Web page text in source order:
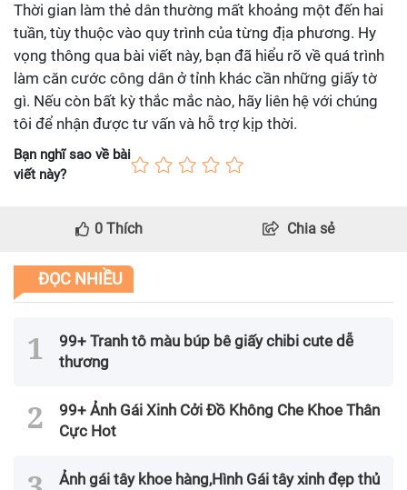
Thời gian làm thẻ dân thường mất khoảng một đến hai
tuần, tùy thuộc vào quy trình của từng địa phương. Hy
vọng thông qua bài viết này, bạn đã hiểu rõ về quá trình
làm căn cước công dân ở tỉnh khác cần những giấy tờ
gì. Nếu còn bất kỳ thắc mắc nào, hãy liên hệ với chúng
tôi để nhận được tư vấn và hỗ trợ kịp thời.
Bạn nghĩ sao về bài
viết này?
0 Thích Chia sẻ
ĐỌC NHIỀU
99+ Tranh tô màu búp bê giấy chibi cute dễ
thương
99+ Ảnh Gái Xinh Cởi Đồ Không Che Khoe Thân
Cực Hot
Ảnh gái tây khoe hàng,Hình Gái tây xinh đẹp thủ